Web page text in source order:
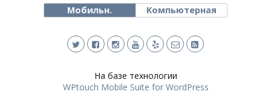
Мобильн. Компьютерная
На базе технологии
WPtouch Mobile Suite for WordPress